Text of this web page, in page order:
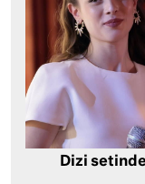
Dizi setinde